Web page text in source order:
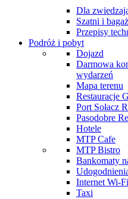
Dla
Szatni i
Przepisy
Podróż i pobyt
Dojazd
Darmowa
wydarzeń
Mapa terenu
Restauracje
Port Sołacz
Pasodobre
Hotele
MTP Cafe
MTP Bistro
Bankomaty
Internet Wi-Fi
Taxi